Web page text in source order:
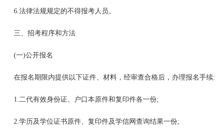
6.法律法规规定的不得报考人员。
三、招考程序和方法
(一)公开报名
在报名期限内提供以下证件、材料，经审查合格后，办理报名手续:
1.二代有效身份证、户口本原件和复印件各一份;
2.学历及学位证书原件、复印件及学信网查询结果一份;